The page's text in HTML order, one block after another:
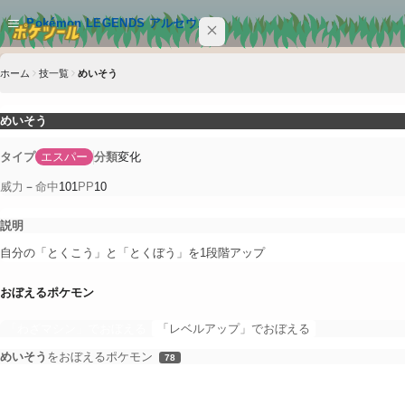
Pokémon LEGENDS アルセウス
Pokémon LEGENDS アルセウス
ポケモン
メインコンテンツへスキップ
ホーム 技一覧 めいそう
めいそう
タイプ エスパー 分類変化
威力 － 命中101 PP10
説明
自分の「とくこう」と「とくぼう」を1段階アップ
おぼえるポケモン
「レベルアップ」でおぼえる
めいそう をおぼえるポケモン 78